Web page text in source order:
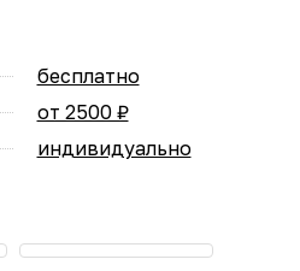
бесплатно
от 2500 ₽
индивидуально